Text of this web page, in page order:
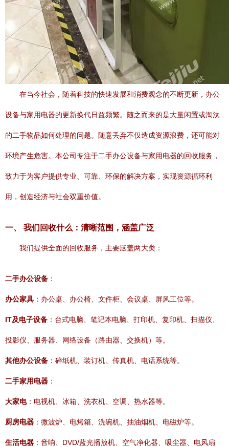
在当今社会，随着科技的快速发展和消费观念的不断更新，办公
设备与家用电器的更新换代日益频繁。随之而来的是大量闲置或淘汰
的二手物品如何处理的问题。随意丢弃不仅造成资源浪费，还可能对
环境产生危害。本公司专注于二手办公设备与家用电器的回收服务，
致力于为客户提供专业、可靠、环保的解决方案，实现资源循环利
用，创造经济与社会双重价值。
一、 我们回收什么：清晰范围，涵盖广泛
我们提供全面的回收服务，主要涵盖两大类：
二手办公设备 ：
办公家具 ：办公桌、办公椅、文件柜、会议桌、屏风工位等。
IT及电子设备 ：台式电脑、笔记本电脑、打印机、复印机、扫描仪、
投影仪、服务器、网络设备（路由器、交换机）等。
其他办公设备 ：碎纸机、装订机、传真机、电话系统等。
二手家用电器 ：
大家电：电视机、冰箱、洗衣机、空调、热水器等。
厨房电器 ：微波炉、电烤箱、洗碗机、抽油烟机、电磁炉等。
生活电器 ：音响、DVD/蓝光播放机、空气净化器、吸尘器、电风扇